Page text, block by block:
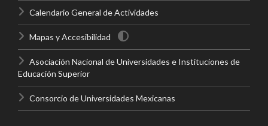
Calendario General de Actividades
Mapas y Accesibilidad
Asociación Nacional de Universidades e Instituciones de
Educación Superior
Consorcio de Universidades Mexicanas